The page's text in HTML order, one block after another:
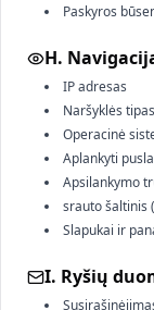
Paskyros
H.
IP adresas
Naršyklės
Operacinė
Aplankyti
Apsilankymo
srauto šaltinis
Slapukai ir
I. Ryšių